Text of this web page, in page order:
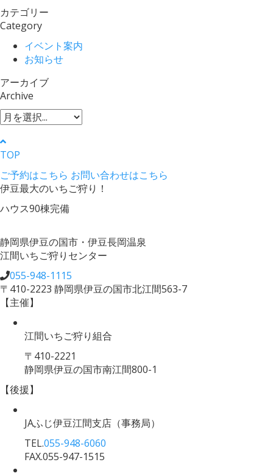
カテゴリー
Category
イベント案内
お知らせ
アーカイブ
Archive
TOP
ご予約はこちら お問い合わせはこちら
伊豆最大のいちご狩り！
ハウス90棟完備
静岡県伊豆の国市・伊豆長岡温泉
江間いちご狩りセンター
055-948-1115
〒410-2223 静岡県伊豆の国市北江間563-7
【主催】
江間いちご狩り組合
〒410-2221
静岡県伊豆の国市南江間800-1
【後援】
JAふじ伊豆江間支店 （事務局）
TEL.055-948-6060
FAX.055-947-1515